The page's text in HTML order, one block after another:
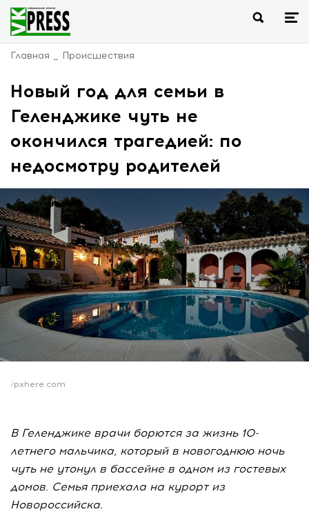
Главная Происшествия
Новый год для семьи в
Геленджике чуть не
окончился трагедией: по
недосмотру родителей
/pxhere.com
В Геленджике врачи борются за жизнь 10-
летнего мальчика, который в новогоднюю ночь
чуть не утонул в бассейне в одном из гостевых
домов. Семья приехала на курорт из
Новороссийска.